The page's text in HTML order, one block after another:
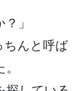
」
ちんと呼ば